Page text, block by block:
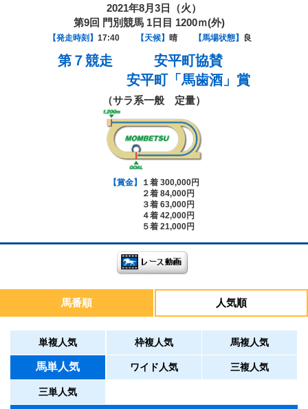
2021年8月3日（火）
第9回 門別競馬 1日目 1200ｍ(外)
【発走時刻】 17:40 【天候】 晴 【馬場状態】 良
第７競走
安平町協賛
安平町「馬歯酒」賞
（サラ系一般 定量）
【賞金】
１着 300,000円
２着 84,000円
３着 63,000円
４着 42,000円
５着 21,000円
馬番順 人気順
単複人気 枠複人気 馬複人気
馬単人気 ワイド人気 三複人気
三単人気